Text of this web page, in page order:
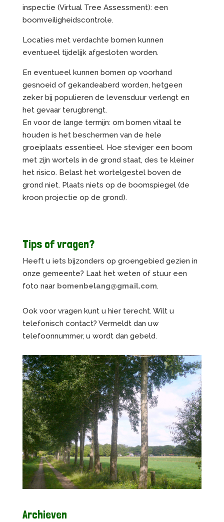
inspectie (Virtual Tree Assessment): een
boomveiligheidscontrole.
Locaties met verdachte bomen kunnen
eventueel tijdelijk afgesloten worden.
En eventueel kunnen bomen op voorhand
gesnoeid of gekandeaberd worden, hetgeen
zeker bij populieren de levensduur verlengt en
het gevaar terugbrengt.
En voor de lange termijn: om bomen vitaal te
houden is het beschermen van de hele
groeiplaats essentieel. Hoe steviger een boom
met zijn wortels in de grond staat, des te kleiner
het risico. Belast het wortelgestel boven de
grond niet. Plaats niets op de boomspiegel (de
kroon projectie op de grond).
Tips of vragen?
Heeft u iets bijzonders op groengebied gezien in
onze gemeente? Laat het weten of stuur een
foto naar bomenbelang@gmail.com.
Ook voor vragen kunt u hier terecht. Wilt u
telefonisch contact? Vermeldt dan uw
telefoonnummer, u wordt dan gebeld.
Archieven